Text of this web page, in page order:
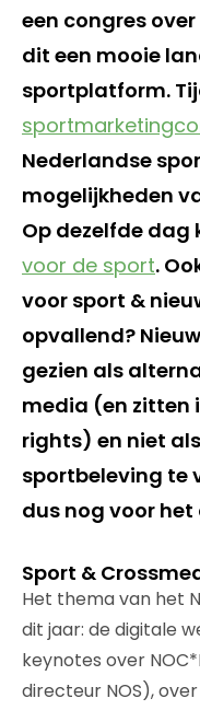
een congres
dit een mooie
sportplatform.
Nederlandse
mogelijkheden
Op dezelfde dag
voor de sport.
voor sport &
opvallend?
gezien als
media (en zitten
rights) en niet
sportbeleving te
dus nog voor
Sport &
Het thema van het
dit jaar: de digitale
keynotes over
directeur NOS),